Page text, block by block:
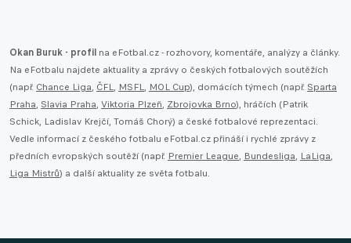
Okan Buruk - profil na eFotbal.cz - rozhovory, komentáře, analýzy a články.
Na eFotbalu najdete aktuality a zprávy o českých fotbalových soutěžích
(např. Chance Liga, ČFL, MSFL, MOL Cup), domácích týmech (např. Sparta
Praha, Slavia Praha, Viktoria Plzeň, Zbrojovka Brno), hráčích (Patrik
Schick, Ladislav Krejčí, Tomáš Chorý) a české fotbalové reprezentaci.
Vedle informací z českého fotbalu eFotbal.cz přináší i rychlé zprávy z
předních evropských soutěží (např. Premier League, Bundesliga, LaLiga,
Liga Mistrů) a další aktuality ze světa fotbalu.